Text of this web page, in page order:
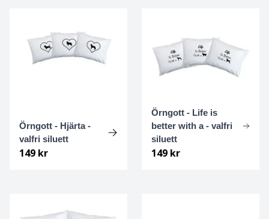
Örngott - Hjärta -
valfri siluett
149 kr
Örngott - Life is
better with a - valfri
siluett
149 kr
Luzernerstövare / Schweizisk stövare
Malteser